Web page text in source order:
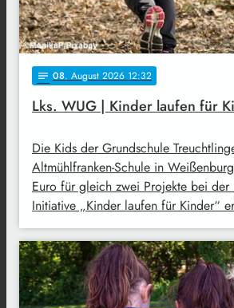
notes 08. August 2026 12:32
Lks. WUG | Kinder laufen für
Die Kids der Grundschule
Altmühlfranken-Schule in
Euro für gleich zwei Projekte bei der
Initiative „Kinder laufen für Kinder“